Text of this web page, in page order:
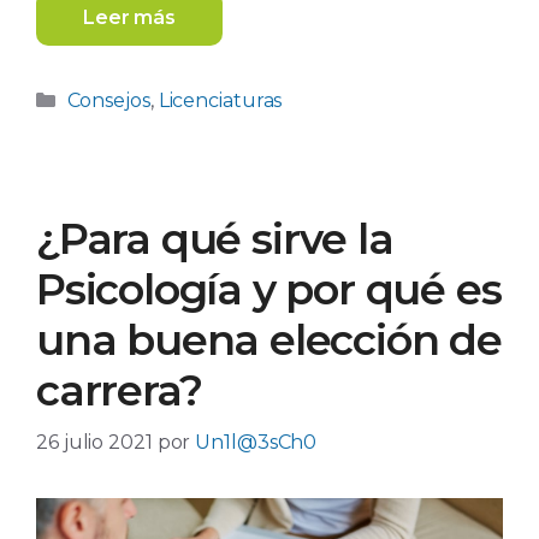
Leer más
Categorías
Consejos, Licenciaturas
¿Para qué sirve la
Psicología y por qué es
una buena elección de
carrera?
26 julio 2021 por Un1l@3sCh0